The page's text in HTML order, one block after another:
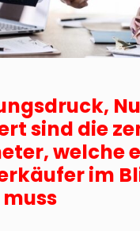
sind die
welche
im